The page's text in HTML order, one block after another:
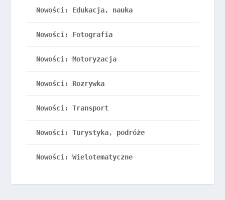
Nowości: Edukacja, nauka
Nowości: Fotografia
Nowości: Motoryzacja
Nowości: Rozrywka
Nowości: Transport
Nowości: Turystyka, podróże
Nowości: Wielotematyczne